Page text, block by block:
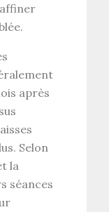
après
Selon
la
séances